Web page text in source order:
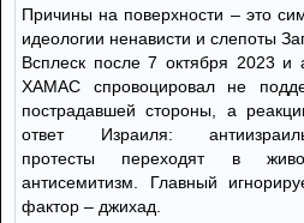
Причины на поверхности – это
идеологии ненависти и слепоты
Всплеск после 7 октября 2023 и
ХАМАС спровоцировал не
пострадавшей стороны, а
ответ Израиля:
протесты переходят в
антисемитизм. Главный
фактор – джихад.